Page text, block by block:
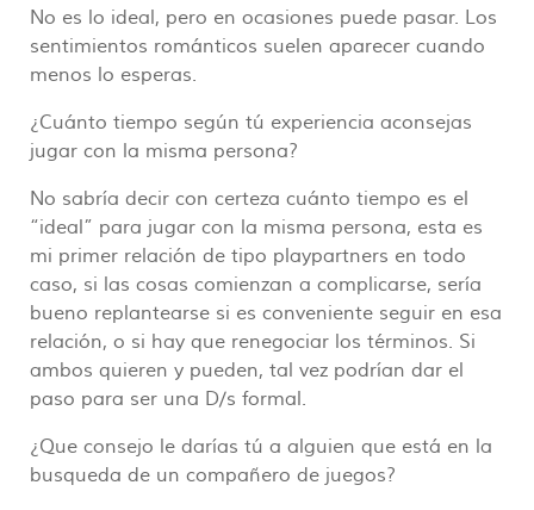
No es lo ideal, pero en ocasiones puede pasar. Los
sentimientos románticos suelen aparecer cuando
menos lo esperas.
¿Cuánto tiempo según tú experiencia aconsejas
jugar con la misma persona?
No sabría decir con certeza cuánto tiempo es el
“ideal” para jugar con la misma persona, esta es
mi primer relación de tipo playpartners en todo
caso, si las cosas comienzan a complicarse, sería
bueno replantearse si es conveniente seguir en esa
relación, o si hay que renegociar los términos. Si
ambos quieren y pueden, tal vez podrían dar el
paso para ser una D/s formal.
¿Que consejo le darías tú a alguien que está en la
busqueda de un compañero de juegos?